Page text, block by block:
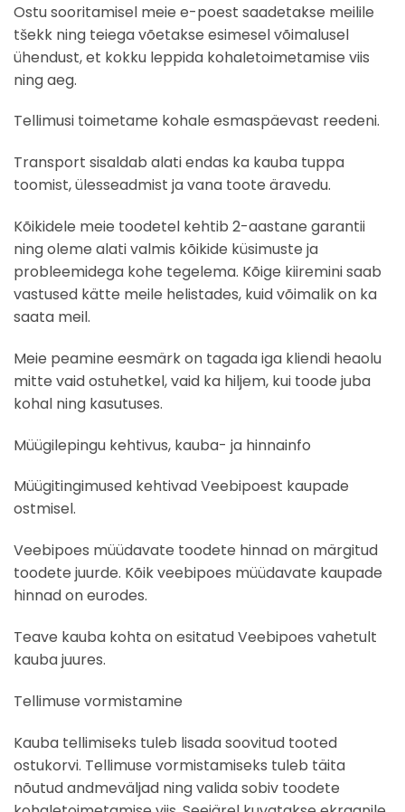
Ostu sooritamisel meie e-poest saadetakse meilile
tšekk ning teiega võetakse esimesel võimalusel
ühendust, et kokku leppida kohaletoimetamise viis
ning aeg.
Tellimusi toimetame kohale esmaspäevast reedeni.
Transport sisaldab alati endas ka kauba tuppa
toomist, ülesseadmist ja vana toote äravedu.
Kõikidele meie toodetel kehtib 2-aastane garantii
ning oleme alati valmis kõikide küsimuste ja
probleemidega kohe tegelema. Kõige kiiremini saab
vastused kätte meile helistades, kuid võimalik on ka
saata meil.
Meie peamine eesmärk on tagada iga kliendi heaolu
mitte vaid ostuhetkel, vaid ka hiljem, kui toode juba
kohal ning kasutuses.
Müügilepingu kehtivus, kauba- ja hinnainfo
Müügitingimused kehtivad Veebipoest kaupade
ostmisel.
Veebipoes müüdavate toodete hinnad on märgitud
toodete juurde. Kõik veebipoes müüdavate kaupade
hinnad on eurodes.
Teave kauba kohta on esitatud Veebipoes vahetult
kauba juures.
Tellimuse vormistamine
Kauba tellimiseks tuleb lisada soovitud tooted
ostukorvi. Tellimuse vormistamiseks tuleb täita
nõutud andmeväljad ning valida sobiv toodete